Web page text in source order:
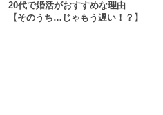
20代で婚活がおすすめな理由
【そのうち…じゃもう遅い！？】